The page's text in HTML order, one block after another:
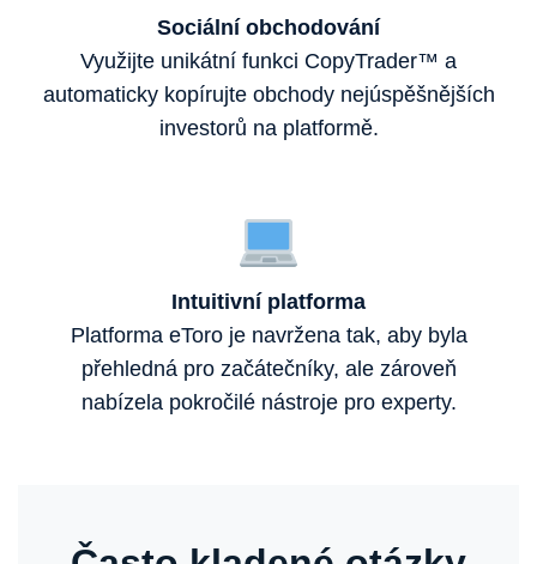
Sociální obchodování
Využijte unikátní funkci CopyTrader™ a
automaticky kopírujte obchody nejúspěšnějších
investorů na platformě.
Intuitivní platforma
Platforma eToro je navržena tak, aby byla
přehledná pro začátečníky, ale zároveň
nabízela pokročilé nástroje pro experty.